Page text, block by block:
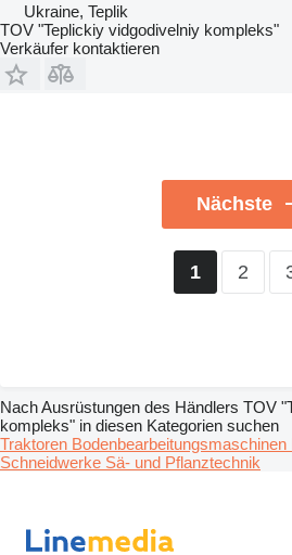
Ukraine, Teplik
TOV "Teplickiy vidgodivelniy kompleks"
Verkäufer kontaktieren
Nächste
1 2
Nach Ausrüstungen des Händlers TOV
kompleks" in diesen Kategorien suchen
Traktoren Bodenbearbeitungsmaschinen
Schneidwerke Sä- und Pflanztechnik